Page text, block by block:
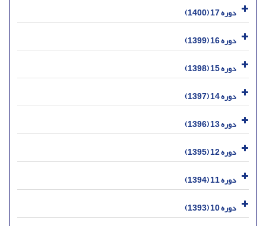
دوره 17 (1400)
دوره 16 (1399)
دوره 15 (1398)
دوره 14 (1397)
دوره 13 (1396)
دوره 12 (1395)
دوره 11 (1394)
دوره 10 (1393)